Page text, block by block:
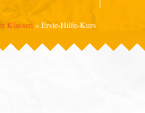
Klassen »Erste-Hilfe-Kurs